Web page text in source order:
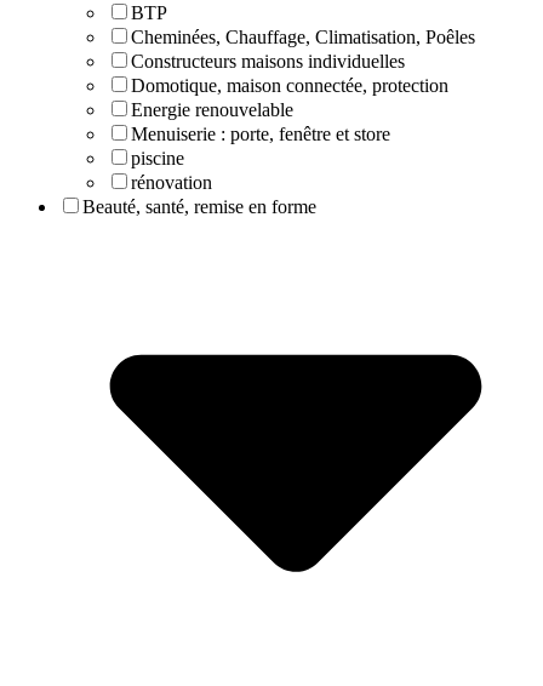
BTP
Cheminées, Chauffage, Climatisation, Poêles
Constructeurs maisons individuelles
Domotique, maison connectée, protection
Energie renouvelable
Menuiserie : porte, fenêtre et store
piscine
rénovation
Beauté, santé, remise en forme